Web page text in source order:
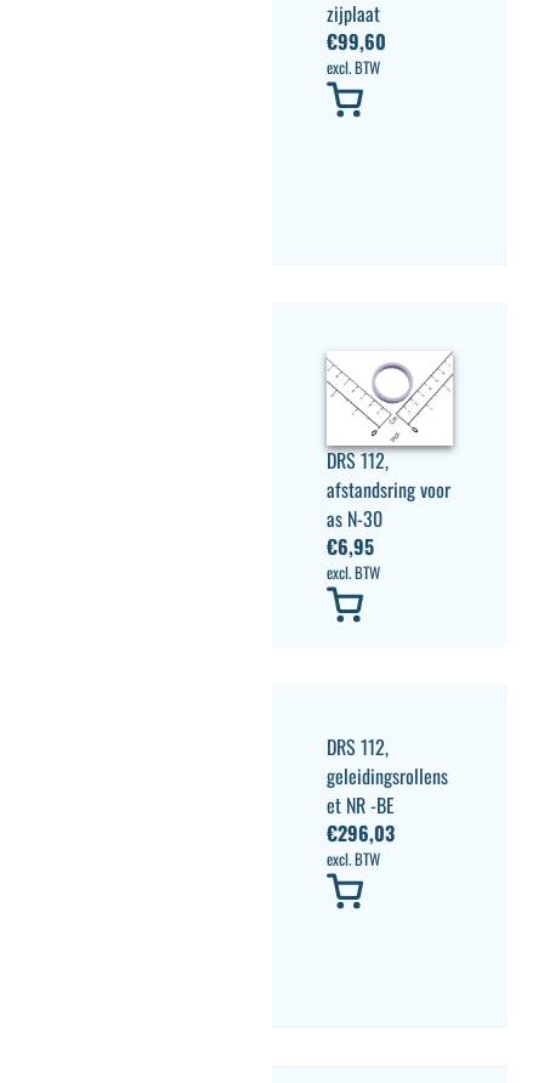
zijplaat
€99,60
excl. BTW
DRS 112,
afstandsring voor
as N-30
€6,95
excl. BTW
DRS 112,
geleidingsrollens
et NR -BE
€296,03
excl. BTW